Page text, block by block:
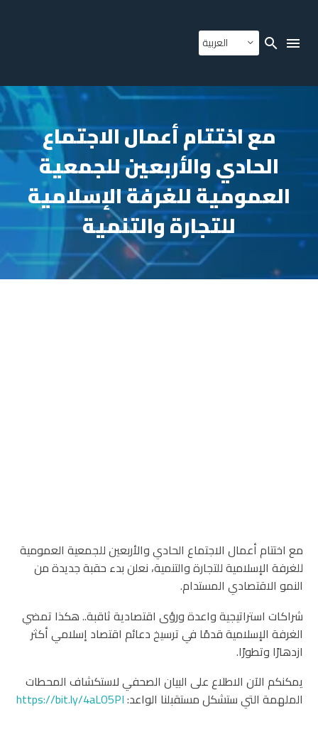
العربية
مع اختتام أعمال الاجتماع
الحادي والأربعين للجمعية
العمومية للغرفة الإسلامية
للتجارة والتنمية
مع اختتام أعمال الاجتماع الحادي والأربعين للجمعية العمومية
للغرفة الإسلامية للتجارة والتنمية، نعلن بدء حقبة جديدة من
النمو الاقتصادي المستدام.
شراكات استراتيجية واعدة ورؤى اقتصادية ثاقبة.. هكذا تمضي
الغرفة الإسلامية قدمًا في ترسيخ دعائم اقتصاد إسلامي أكثر
ازدهارًا وتطورًا.
يمكنكم الآن الاطلاع على البيان الصحفي لاستكشاف المحطات
الملهمة التي ستشكل مستقبلنا الواعد:https://bit.ly/4aLO5PI